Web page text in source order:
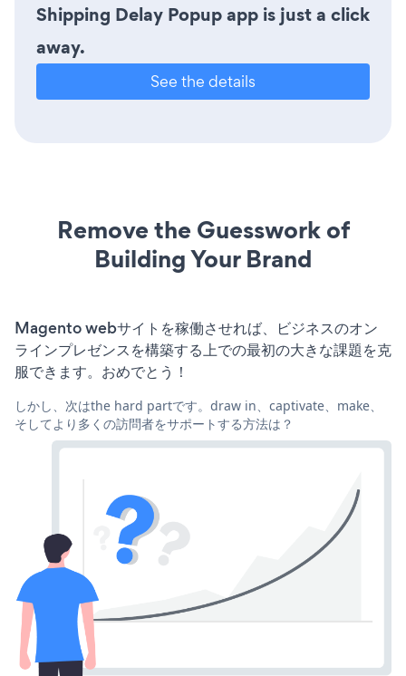
Shipping Delay Popup app is just a click
away.
See the details
Remove the Guesswork of
Building Your Brand
Magento webサイトを稼働させれば、ビジネスのオン
ラインプレゼンスを構築する上での最初の大きな課題を克
服できます。おめでとう！
しかし、次はthe hard partです。draw in、captivate、make、
そしてより多くの訪問者をサポートする方法は？